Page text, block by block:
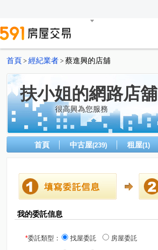
首頁 > 經紀業者 > 蔡進興的店舖
扶小姐的網路店舖
很高興為您服務
首頁 中古屋(239) 租屋(1)
我的委託信息
*委託類型： 找屋委託 房屋委託